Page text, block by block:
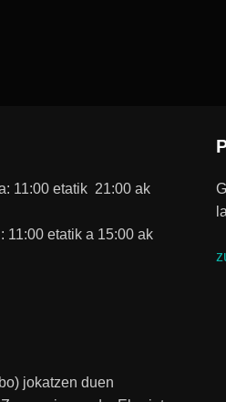
11:00 etatik 21:00 ak
11:00 etatik a 15:00 ak
jokatzen duen